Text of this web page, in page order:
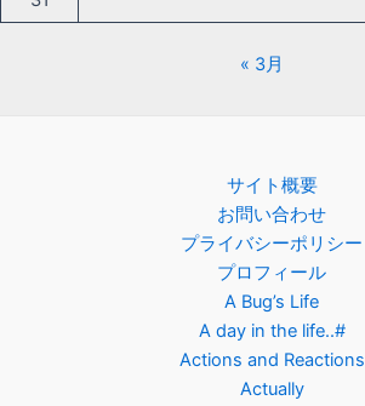
« 3月
サイト概要
お問い合わせ
プライバシーポリシー
プロフィール
A Bug’s Life
A day in the life..#
Actions and Reactions
Actually